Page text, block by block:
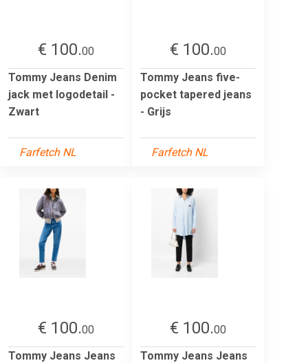
€ 100.00
Tommy Jeans Denim
jack met logodetail -
Zwart
Farfetch NL
€ 100.00
Tommy Jeans five-
pocket tapered jeans
- Grijs
Farfetch NL
€ 100.00
Tommy Jeans Jeans
€ 100.00
Tommy Jeans Jeans